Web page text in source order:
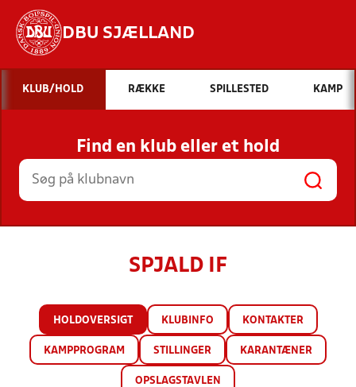
DBU SJÆLLAND
Hvad vil du søge efter?
INDHOLD OG NYHEDER
STILLINGER, RESULTATER, KLUBBER OG
HOLD
KLUB/HOLD RÆKKE SPILLESTED KAMP
Find en klub eller et hold
SPJALD IF
HOLDOVERSIGT KLUBINFO KONTAKTER
KAMPPROGRAM STILLINGER KARANTÆNER
OPSLAGSTAVLEN